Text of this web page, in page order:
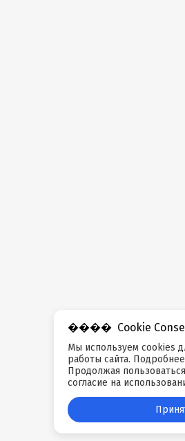
Cookie
Мы используем cookies
работы сайта.
Продолжая
согласие на